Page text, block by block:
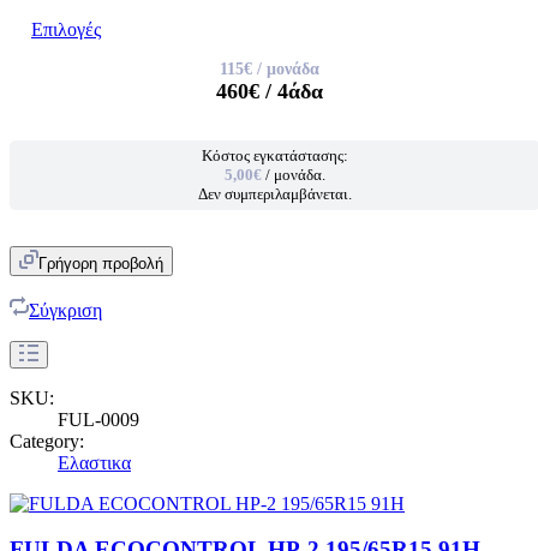
Επιλογές
115€/ μονάδα
460€/ 4άδα
Κόστος εγκατάστασης:
5,00€ / μονάδα.
Δεν συμπεριλαμβάνεται.
Γρήγορη προβολή
Σύγκριση
SKU:
FUL-0009
Category:
Ελαστικα